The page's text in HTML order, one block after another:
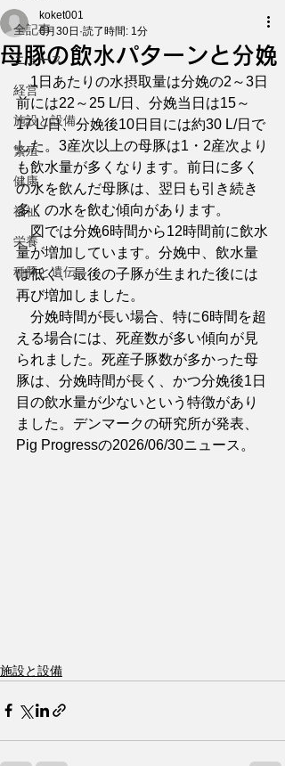
全記事
ニュース
経営
施設と設備
繁殖
健康
福祉
栄養
種豚と遺伝
母豚の飲水パターンと分娩
koket001
6月30日 読了時間: 1分
1日あたりの水摂取量は分娩の2～3日
前には22～25 L/日、分娩当日は15～
17 L/日、分娩後10日目には約30 L/日で
した。3産次以上の母豚は1・2産次より
も飲水量が多くなります。前日に多く
の水を飲んだ母豚は、翌日も引き続き
多くの水を飲む傾向があります。
図では分娩6時間から12時間前に飲水
量が増加しています。分娩中、飲水量
は低く、最後の子豚が生まれた後には
再び増加しました。
分娩時間が長い場合、特に6時間を超
える場合には、死産数が多い傾向が見
られました。死産子豚数が多かった母
豚は、分娩時間が長く、かつ分娩後1日
目の飲水量が少ないという特徴があり
ました。デンマークの研究所が発表、
Pig Progressの2026/06/30ニュース。
施設と設備